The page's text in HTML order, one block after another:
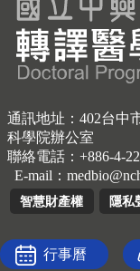
通訊地址：402台中
科學院辦公室
聯絡電話：+886-4-
E-mail：
智慧財產權 隱私
行事曆